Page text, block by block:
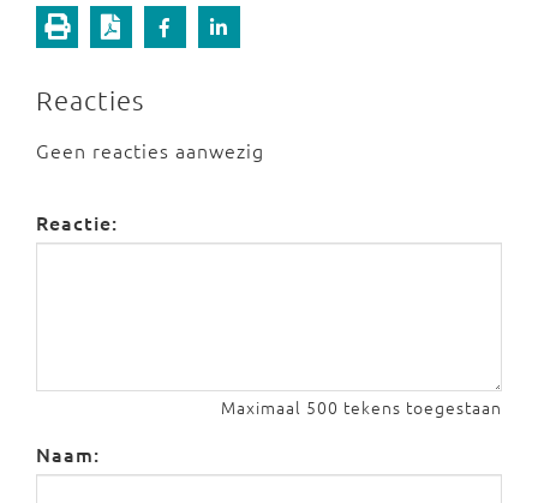
Reacties
Geen reacties aanwezig
Reactie:
Maximaal 500 tekens toegestaan
Naam: